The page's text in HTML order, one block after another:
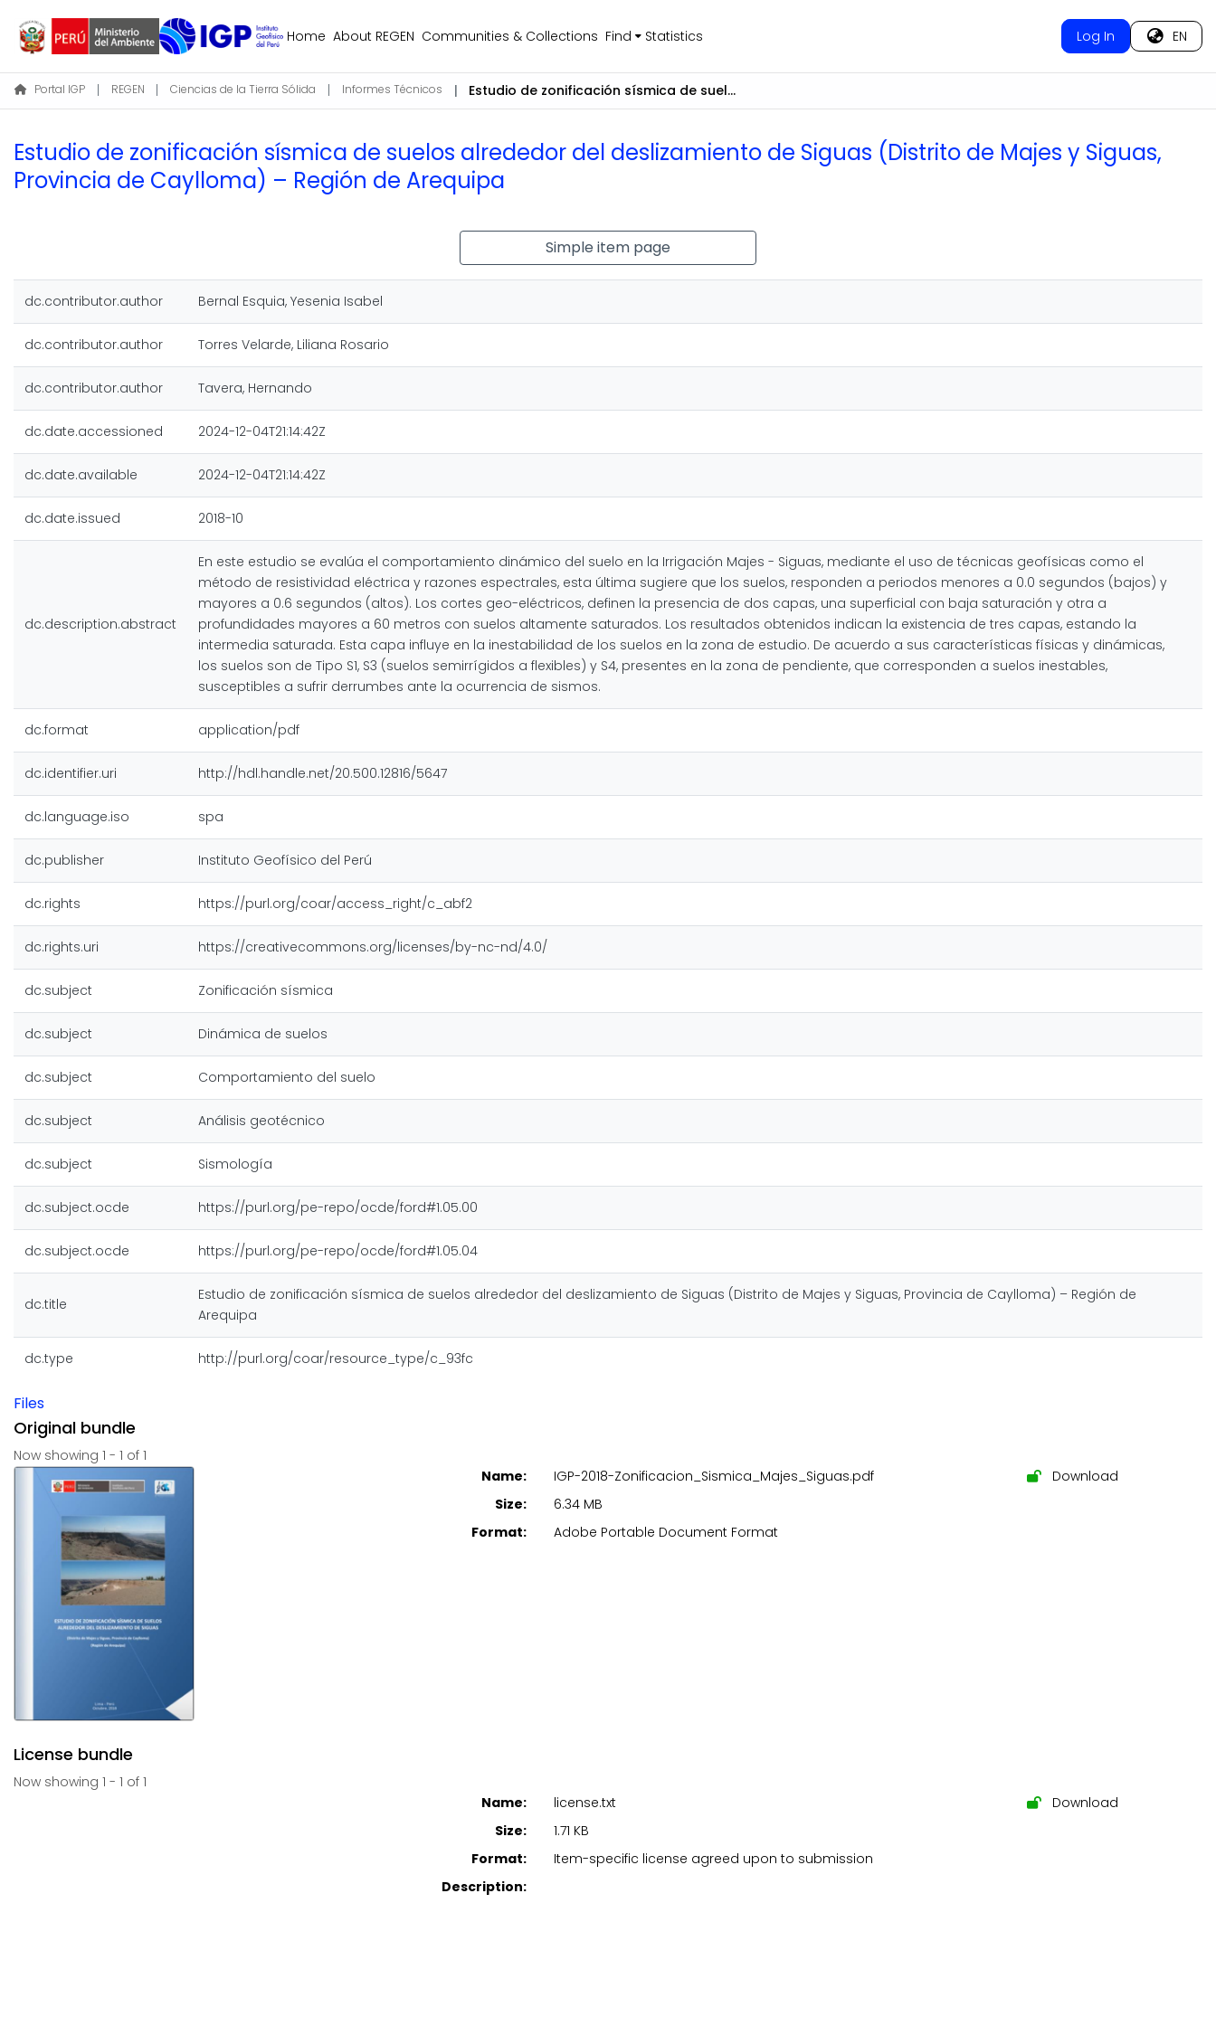
Home About REGEN Communities & Collections Find Statistics Log In EN
Portal IGP REGEN Ciencias de la Tierra Sólida Informes Técnicos Estudio de zonificación sísmica de suelos alrededor del deslizamiento de Siguas (Distrito de Majes y Siguas, Provincia de Caylloma) – Región de Arequipa
Estudio de zonificación sísmica de suelos alrededor del deslizamiento de Siguas (Distrito de Majes y Siguas,
Provincia de Caylloma) – Región de Arequipa
Simple item page
dc.contributor.author Bernal Esquia, Yesenia Isabel
dc.contributor.author Torres Velarde, Liliana Rosario
dc.contributor.author Tavera, Hernando
dc.date.accessioned 2024-12-04T21:14:42Z
dc.date.available 2024-12-04T21:14:42Z
dc.date.issued 2018-10
dc.description.abstract
En este estudio se evalúa el comportamiento dinámico del suelo en la Irrigación Majes - Siguas, mediante el uso de técnicas geofísicas como el
método de resistividad eléctrica y razones espectrales, esta última sugiere que los suelos, responden a periodos menores a 0.0 segundos (bajos) y
mayores a 0.6 segundos (altos). Los cortes geo-eléctricos, definen la presencia de dos capas, una superficial con baja saturación y otra a
profundidades mayores a 60 metros con suelos altamente saturados. Los resultados obtenidos indican la existencia de tres capas, estando la
intermedia saturada. Esta capa influye en la inestabilidad de los suelos en la zona de estudio. De acuerdo a sus características físicas y dinámicas,
los suelos son de Tipo S1, S3 (suelos semirrígidos a flexibles) y S4, presentes en la zona de pendiente, que corresponden a suelos inestables,
susceptibles a sufrir derrumbes ante la ocurrencia de sismos.
dc.format application/pdf
dc.identifier.uri http://hdl.handle.net/20.500.12816/5647
dc.language.iso spa
dc.publisher Instituto Geofísico del Perú
dc.rights https://purl.org/coar/access_right/c_abf2
dc.rights.uri https://creativecommons.org/licenses/by-nc-nd/4.0/
dc.subject Zonificación sísmica
dc.subject Dinámica de suelos
dc.subject Comportamiento del suelo
dc.subject Análisis geotécnico
dc.subject Sismología
dc.subject.ocde https://purl.org/pe-repo/ocde/ford#1.05.00
dc.subject.ocde https://purl.org/pe-repo/ocde/ford#1.05.04
dc.title
Estudio de zonificación sísmica de suelos alrededor del deslizamiento de Siguas (Distrito de Majes y Siguas, Provincia de Caylloma) – Región de
Arequipa
dc.type http://purl.org/coar/resource_type/c_93fc
Files
Original bundle
Now showing 1 - 1 of 1
Name:
IGP-2018-Zonificacion_Sismica_Majes_Siguas.pdf
Size:
6.34 MB
Format:
Adobe Portable Document Format
Download
License bundle
Now showing 1 - 1 of 1
Name:
license.txt
Size:
1.71 KB
Format:
Item-specific license agreed upon to submission
Description:
Download